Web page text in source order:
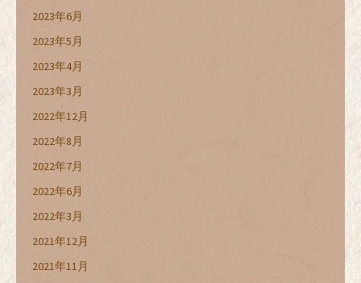
2023年6月
2023年5月
2023年4月
2023年3月
2022年12月
2022年8月
2022年7月
2022年6月
2022年3月
2021年12月
2021年11月